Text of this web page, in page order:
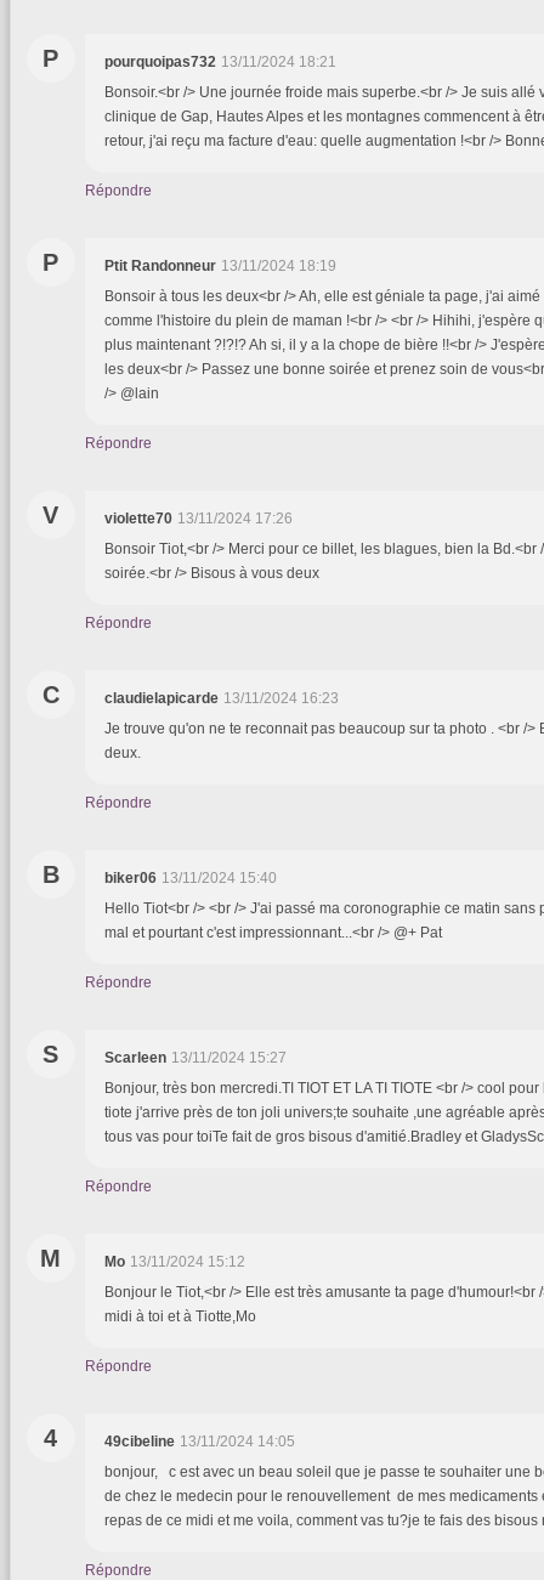
P pourquoipas732 13/11/2024 18:21
Bonsoir.<br /> Une journée froide mais superbe.<br /> Je suis allé
clinique de Gap, Hautes Alpes et les montagnes commencent à
retour, j'ai reçu ma facture d'eau: quelle augmentation !<br />
Répondre
P Ptit Randonneur 13/11/2024 18:19
Bonsoir à tous les deux<br /> Ah, elle est géniale ta page, j'ai
comme l'histoire du plein de maman !<br /> <br /> Hihihi, j'espère
plus maintenant ?!?!? Ah si, il y a la chope de bière !!<br />
les deux<br /> Passez une bonne soirée et prenez soin de
/> @lain
Répondre
V violette70 13/11/2024 17:26
Bonsoir Tiot,<br /> Merci pour ce billet, les blagues, bien la Bd.<br
soirée.<br /> Bisous à vous deux
Répondre
C claudielapicarde 13/11/2024 16:23
Je trouve qu'on ne te reconnait pas beaucoup sur ta photo . <br />
deux.
Répondre
B biker06 13/11/2024 15:40
Hello Tiot<br /> <br /> J'ai passé ma coronographie ce matin sans
mal et pourtant c'est impressionnant...<br /> @+ Pat
Répondre
S Scarleen 13/11/2024 15:27
Bonjour, très bon mercredi.TI TIOT ET LA TI TIOTE <br /> cool
tiote j'arrive près de ton joli univers;te souhaite ,une agréable
tous vas pour toiTe fait de gros bisous d'amitié.Bradley et
Répondre
M Mo 13/11/2024 15:12
Bonjour le Tiot,<br /> Elle est très amusante ta page d'humour!<br
midi à toi et à Tiotte,Mo
Répondre
4 49cibeline 13/11/2024 14:05
bonjour, c est avec un beau soleil que je passe te souhaiter une
de chez le medecin pour le renouvellement de mes medicaments
repas de ce midi et me voila, comment vas tu?je te fais des bisous
Répondre